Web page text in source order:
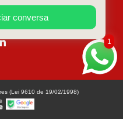
site
1
conversa
(Lei 9610 de 19/02/1998)